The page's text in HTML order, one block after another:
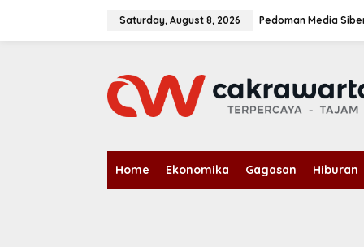
Saturday, August 8, 2026 Pedoman Media
Home Ekonomika Gagasan Hiburan